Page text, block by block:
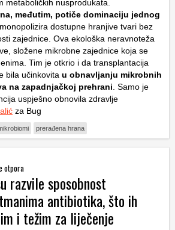
metaboličkih nusprodukata.
međutim, potiče dominaciju jednog
dostupne hranjive tvari bez
zajednice. Ova ekološka neravnoteža
složene mikrobne zajednice koja se
Tim je otkrio i da transplantacija
bila učinkovita u obnavljanju mikrobnih
na zapadnjačkoj prehrani. Samo je
uspješno obnovila zdravlje
za Bug
prerađena hrana
otpora
razvile sposobnost
antibiotika, što ih
i težim za liječenje